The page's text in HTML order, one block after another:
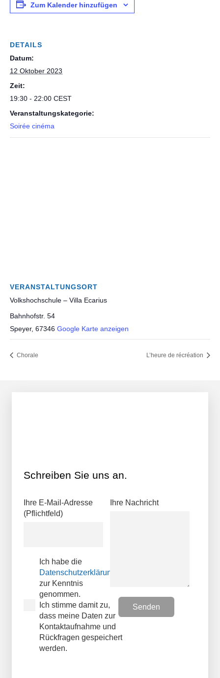
Zum Kalender hinzufügen
DETAILS
Datum:
12 Oktober 2023
Zeit:
19:30 - 22:00 CEST
Veranstaltungskategorie:
Soirée cinéma
VERANSTALTUNGSORT
Volkshochschule – Villa Ecarius
Bahnhofstr. 54
Speyer, 67346 Google Karte anzeigen
Chorale L’heure de récréation
Schreiben Sie uns an.
Ihre E-Mail-Adresse
(Pflichtfeld)
Ich habe die
Datenschutzerklärungen
zur Kenntnis
genommen.
Ich stimme damit zu,
dass meine Daten zur
Kontaktaufnahme und
Rückfragen gespeichert
werden.
Ihre Nachricht